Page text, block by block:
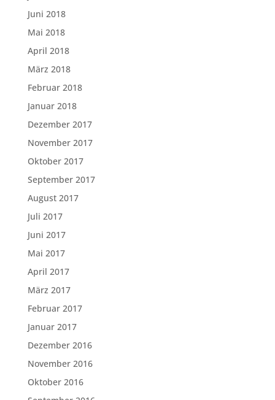
Juni 2018
Mai 2018
April 2018
März 2018
Februar 2018
Januar 2018
Dezember 2017
November 2017
Oktober 2017
September 2017
August 2017
Juli 2017
Juni 2017
Mai 2017
April 2017
März 2017
Februar 2017
Januar 2017
Dezember 2016
November 2016
Oktober 2016